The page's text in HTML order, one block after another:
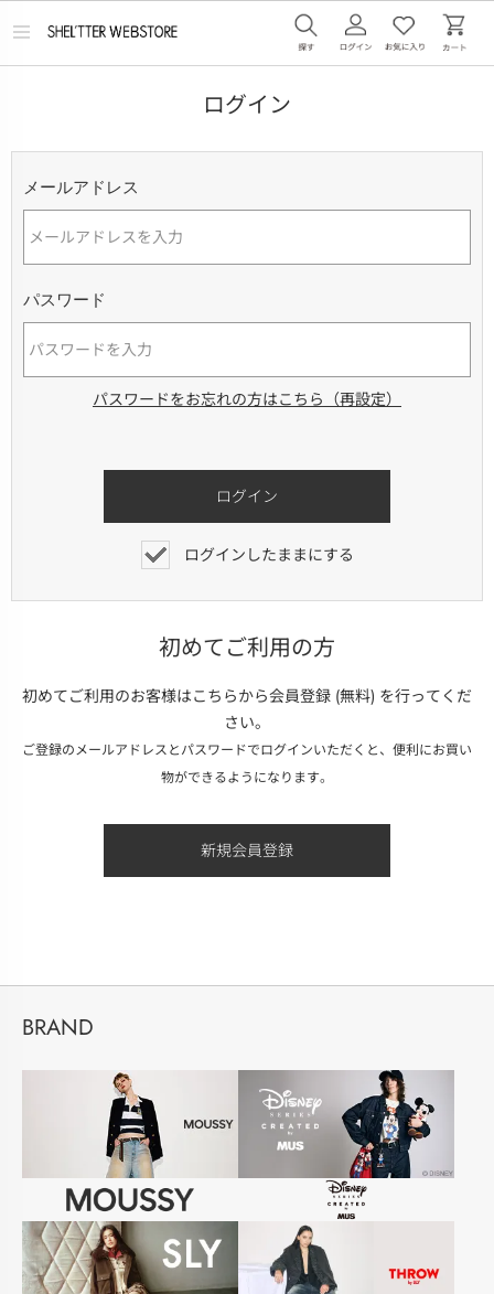
メ
ログイン
メールアドレス
パスワード
パスワードをお忘れの方はこちら（再設定）
ログインしたままにする
初めてご利用の方
初めてご利用のお客様はこちらから会員登録 (無料) を行ってくだ
さい。
ご登録のメールアドレスとパスワードでログインいただくと、便利にお買い
物ができるようになります。
BRAND